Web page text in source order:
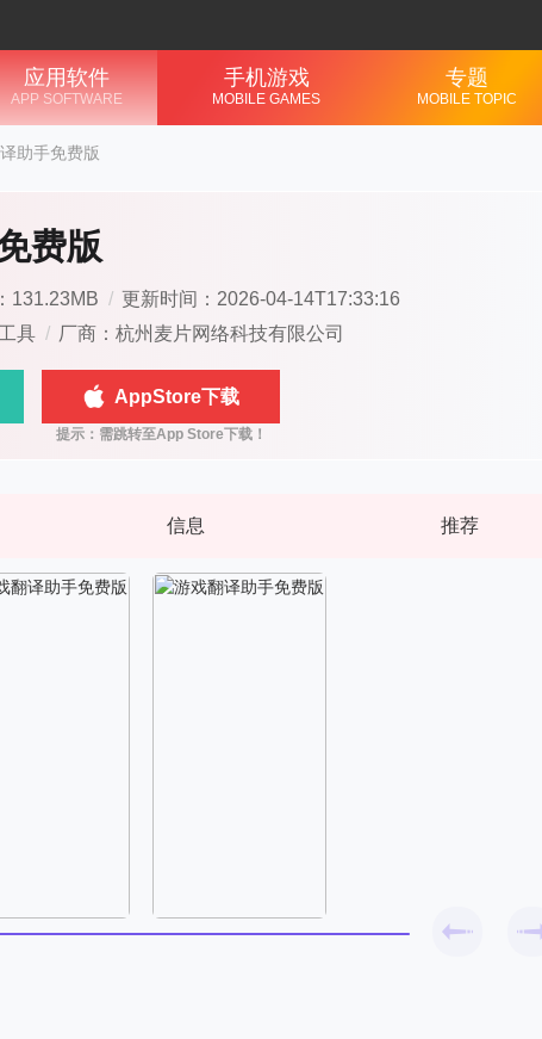
应用软件
APP SOFTWARE
手机游戏
MOBILE GAMES
专题
MOBILE TOPIC
助手免费版
费版
131.23MB / 更新时间：2026-04-14T17:33:16
具 / 厂商：杭州麦片网络科技有限公司
AppStore下载
信息 推荐